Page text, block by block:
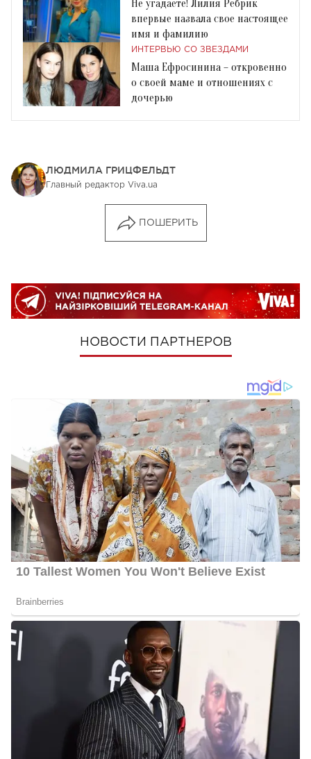
Не угадаете! Лилия Ребрик
впервые назвала свое настоящее
имя и фамилию
ИНТЕРВЬЮ СО ЗВЕЗДАМИ
Маша Ефросинина – откровенно
о своей маме и отношениях с
дочерью
ЛЮДМИЛА ГРИЦФЕЛЬДТ
Главный редактор Viva.ua
ПОШЕРИТЬ
НОВОСТИ ПАРТНЕРОВ